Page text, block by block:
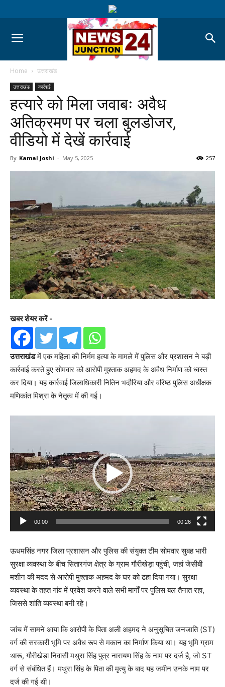
Home उत्तराखंड
उत्तराखंड कार्रवाई
हत्यारे को मिला जवाबः अवैध
अतिक्रमण पर चला बुलडोजर,
वीडियो में देखें कार्रवाई
By Kamal Joshi - May 5, 2025 257
खबर शेयर करें -
उत्तराखंडमें एक महिला की निर्मम हत्या के मामले में पुलिस और प्रशासन ने बड़ी
कार्रवाई करते हुए सोमवार को आरोपी मुश्ताक अहमद के अवैध निर्माण को ध्वस्त
कर दिया। यह कार्रवाई जिलाधिकारी नितिन भदौरिया और वरिष्ठ पुलिस अधीक्षक
मणिकांत मिश्रा के नेतृत्व में की गई।
00:00 00:26
ऊधमसिंह नगर जिला प्रशासन और पुलिस की संयुक्त टीम सोमवार सुबह भारी
सुरक्षा व्यवस्था के बीच सितारगंज क्षेत्र के ग्राम गौरीखेड़ा पहुंची, जहां जेसीबी
मशीन की मदद से आरोपी मुश्ताक अहमद के घर को ढहा दिया गया। सुरक्षा
व्यवस्था के तहत गांव में प्रवेश करने वाले सभी मार्गों पर पुलिस बल तैनात रहा,
जिससे शांति व्यवस्था बनी रहे।
जांच में सामने आया कि आरोपी के पिता अली अहमद ने अनुसूचित जनजाति (ST)
वर्ग की सरकारी भूमि पर अवैध रूप से मकान का निर्माण किया था। यह भूमि ग्राम
थारू, गौरीखेड़ा निवासी मथुरा सिंह पुत्र नारायण सिंह के नाम पर दर्ज है, जो ST
वर्ग से संबंधित हैं। मथुरा सिंह के पिता की मृत्यु के बाद यह जमीन उनके नाम पर
दर्ज की गई थी।